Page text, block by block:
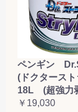
ペンギン
(ドクタース
18L (超強力
￥19,030